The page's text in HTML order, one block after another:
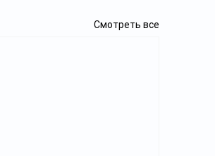
Смотреть все